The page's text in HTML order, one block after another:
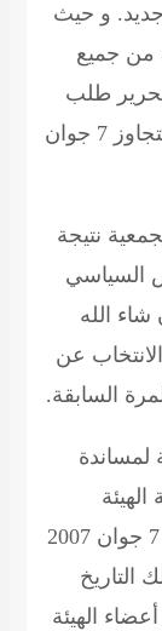
و حيث
من جميع
طلب
يقع إيداعه بمكتب الجمعية في أجل لا يتجاوز 7 جوان
نتيجة
السياسي
شاء الله
الانتخاب عن
السابقة.
لمساندة
المديرة للجمعية في أجل لا يتجاوز يوم 7 جوان 2007
التاريخ
الهيئة